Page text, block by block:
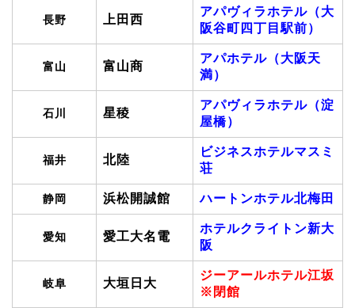
長野 上田西
アパヴィラホテル（大
阪谷町四丁目駅前）
富山 富山商
アパホテル（大阪天
満）
石川 星稜
アパヴィラホテル（淀
屋橋）
福井 北陸
ビジネスホテルマスミ
荘
静岡 浜松開誠館 ハートンホテル北梅田
愛知 愛工大名電
ホテルクライトン新大
阪
岐阜 大垣日大
ジーアールホテル江坂
※閉館